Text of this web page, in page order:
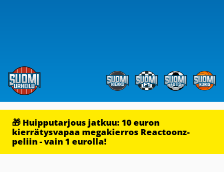
🎁 Huipputarjous jatkuu: 10 euron
kierrätysvapaa megakierros Reactoonz-
peliin - vain 1 eurolla!